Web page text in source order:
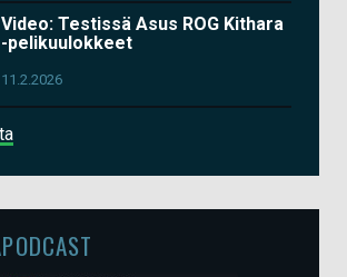
Video: Testissä Asus ROG Kithara
-pelikuulokkeet
11.2.2026